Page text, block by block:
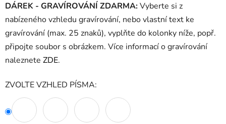
DÁREK - GRAVÍROVÁNÍ ZDARMA:Vyberte si z
nabízeného vzhledu gravírování, nebo vlastní text ke
gravírování (max. 25 znaků), vyplňte do kolonky níže, popř.
připojte soubor s obrázkem. Více informací o gravírování
naleznete ZDE.
ZVOLTE VZHLED PÍSMA: